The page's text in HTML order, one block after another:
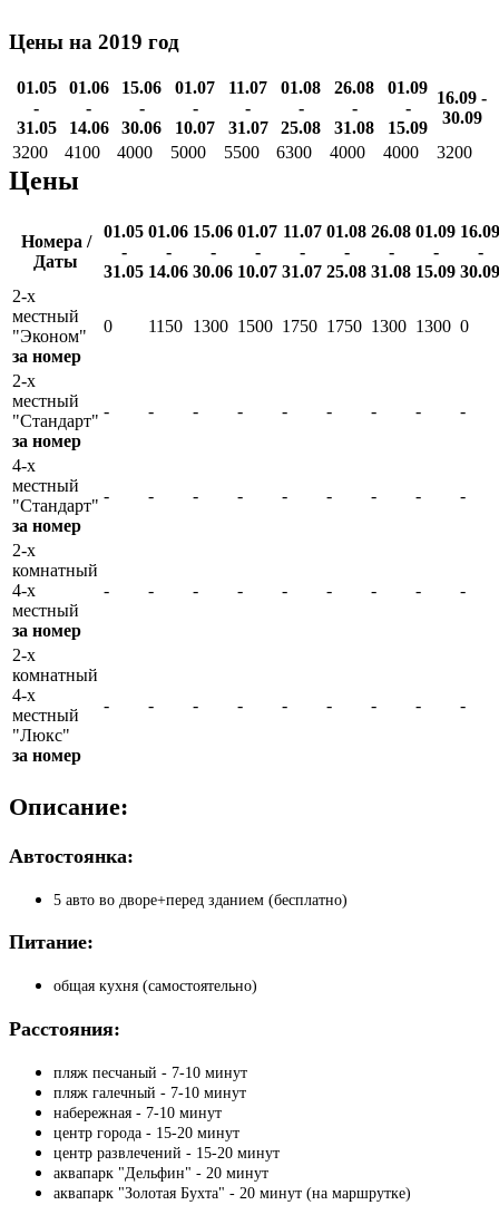
Цены на 2019 год
01.05
-
31.05
01.06
-
14.06
15.06
-
30.06
01.07
-
10.07
11.07
-
31.07
01.08
-
25.08
26.08
-
31.08
01.09
-
15.09
16.09 -
30.09
3200
4100 4000 5000 5500 6300 4000 4000 3200
Цены
Номера /
Даты
01.05
-
31.05
01.06
-
14.06
15.06
-
30.06
01.07
-
10.07
11.07
-
31.07
01.08
-
25.08
26.08
-
31.08
01.09
-
15.09
16.09
-
30.09
2-х
местный
"Эконом"
за номер
0 1150 1300 1500 1750 1750 1300 1300 0
2-х
местный
"Стандарт"
за номер
- - - - - - - - -
4-х
местный
"Стандарт"
за номер
- - - - - - - - -
2-х
комнатный
4-х
местный
за номер
- - - - - - - - -
2-х
комнатный
4-х
местный
"Люкс"
за номер
- - - - - - - - -
Описание:
Автостоянка:
5 авто во дворе+перед зданием (бесплатно)
Питание:
общая кухня (самостоятельно)
Расстояния:
пляж песчаный - 7-10 минут
пляж галечный - 7-10 минут
набережная - 7-10 минут
центр города - 15-20 минут
центр развлечений - 15-20 минут
аквапарк "Дельфин" - 20 минут
аквапарк "Золотая Бухта" - 20 минут (на маршрутке)